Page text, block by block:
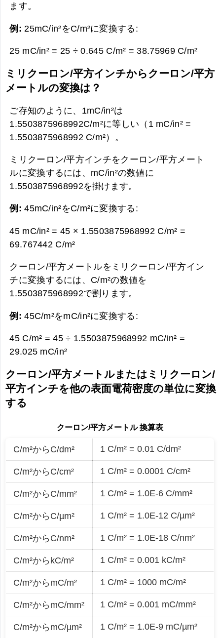
ます。
例: 25mC/in²をC/m²に変換する:
25 mC/in² = 25 ÷ 0.645 C/m² =38.75969 C/m²
ミリクーロン/平方インチからクーロン/平方
メートルの変換は？
ご存知のように、1mC/in²は
1.5503875968992C/m²に等しい（1 mC/in² =
1.5503875968992 C/m²）。
ミリクーロン/平方インチをクーロン/平方メート
ルに変換するには、mC/in²の数値に
1.5503875968992を掛けます。
例:45mC/in²をC/m²に変換する:
45 mC/in² = 45 × 1.5503875968992 C/m² =
69.767442 C/m²
クーロン/平方メートルをミリクーロン/平方イン
チに変換するには、C/m²の数値を
1.5503875968992で割ります。
例:45C/m²をmC/in²に変換する:
45 C/m² = 45 ÷ 1.5503875968992 mC/in² =
29.025 mC/in²
クーロン/平方メートルまたはミリクーロン/
平方インチを他の表面電荷密度の単位に変換
する
クーロン/平方メートル 換算表
C/m²からC/dm² 1 C/m² = 0.01 C/dm²
C/m²からC/cm² 1 C/m² = 0.0001 C/cm²
C/m²からC/mm² 1 C/m² = 1.0E-6 C/mm²
C/m²からC/µm² 1 C/m² = 1.0E-12 C/µm²
C/m²からC/nm² 1 C/m² = 1.0E-18 C/nm²
C/m²からkC/m² 1 C/m² = 0.001 kC/m²
C/m²からmC/m² 1 C/m² = 1000 mC/m²
C/m²からmC/mm² 1 C/m² = 0.001 mC/mm²
C/m²からmC/µm² 1 C/m² = 1.0E-9 mC/µm²